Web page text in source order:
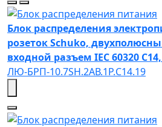
Блок распределения
розеток Schuko,
входной разъем IEC 60320
ЛЮ-БРП-10.7SH.2АВ.1Р.C14.19